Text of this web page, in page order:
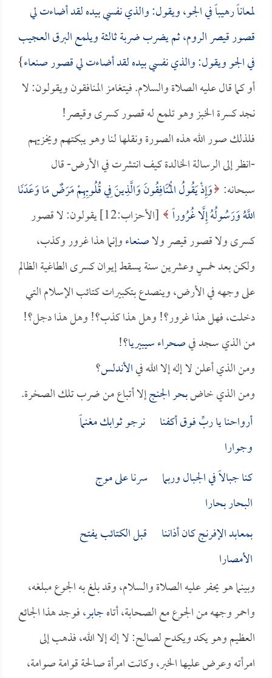
لمعاناً رهيباً في الجو، ويقول: والذي نفسي بيده لقد أضاءت لي
قصور قيصر الروم، ثم يضرب ضربة ثالثة ويلمع البرق العجيب
في الجو ويقول: والذي نفسي بيده لقد أضاءت لي قصورصنعاء}
أو كما قال عليه الصلاة والسلام. فيتغامز المنافقون ويقولون: لا
نجد كسرة الخبز وهو تلمع له قصور كسرى وقيصر!
فلذلك صور الله هذه الصورة ونقلها لنا وهو يبكتهم ويخزيهم
-انظر إلى الرسالة الخالدة كيف انتشرت في الأرض- قال
سبحانه: وَإِذْ يَقُولُ الْمُنَافِقُونَ وَالَّذِينَ فِي قُلُوبِهِمْ مَرَضٌ مَا وَعَدَنَا
اللَّهُ وَرَسُولُهُ إِلَّا غُرُوراً
[الأحزاب:12] يقولون: لا قصور
كسرى ولا قصور قيصر ولاصنعاءوإنما هذا غرور وكذب،
ولكن بعد خمسٍ وعشرين سنة يسقط إيوان كسرى الطاغية الظالم
على وجهه في الأرض، وينصدع بتكبيرات كتائب الإسلام التي
دخلت، فهل هذا غرور؟! وهل هذا كذب؟! وهل هذا دجل؟!
من الذي سجد فيصحراء سيبيريا؟!
ومن الذي أعلن لا إله إلا الله فيالأندلس؟
ومن الذي خاضبحر الجنجإلا أتباع من ضرب تلك الصخرة.
أرواحنا يا ربِّ فوق أكفنا نرجو ثوابك مغنماً
وجوارا
كنا جبالاً في الجبال وربما سرنا على موج
البحار بحارا
بمعابد الإفرنج كان أذاننا قبل الكتائب يفتح
الأمصارا
وبينما هو يحفر عليه الصلاة والسلام، وقد بلغ به الجوع مبلغه،
واحمر وجهه من الجوع مع الصحابة، أتاهجابر، فوجد هذا الجائع
العظيم وهو يكد ويكدح لصالح: لا إله إلا الله، فذهب إلى
امرأته وعرض عليها الخبر، وكانت امرأة صالحة قوامة صوامة،